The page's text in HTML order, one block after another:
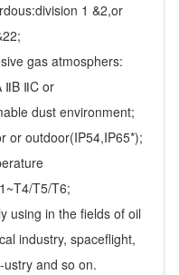
1 &2,or
gas atmosphers:
ⅡB ⅡC or
dust environment;
or outdoor(IP54,IP65*);
T5/T6;
using in the fields of oil
industry, spaceflight,
ustry and so on.